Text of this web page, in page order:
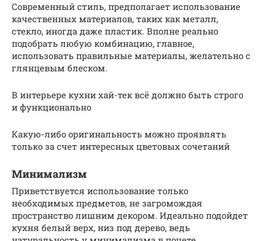
Современный стиль, предполагает использование
качественных материалов, таких как металл,
стекло, иногда даже пластик. Вполне реально
подобрать любую комбинацию, главное,
использовать правильные материалы, желательно с
глянцевым блеском.
В интерьере кухни хай-тек всё должно быть строго
и функционально
Какую-либо оригинальность можно проявлять
только за счет интересных цветовых сочетаний
Минимализм
Приветствуется использование только
необходимых предметов, не загромождая
пространство лишним декором. Идеально подойдет
кухня белый верх, низ под дерево, ведь